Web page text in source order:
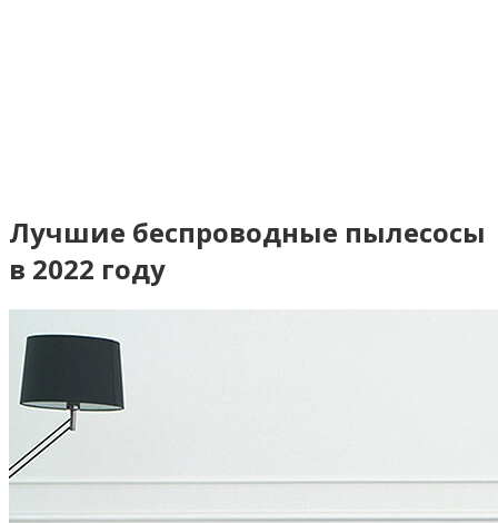
Лучшие беспроводные пылесосы
в 2022 году